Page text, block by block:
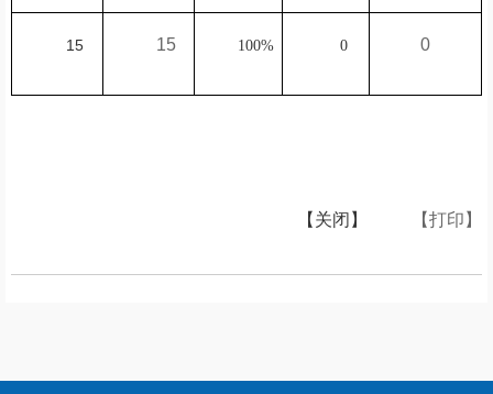
15 15 100% 0 0
【打印】
【关闭】